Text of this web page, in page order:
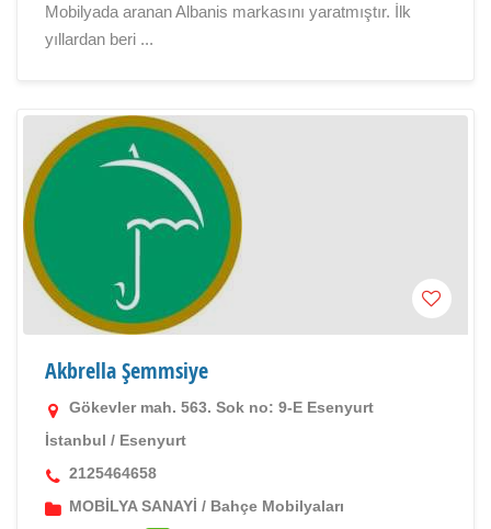
Mobilyada aranan Albanis markasını yaratmıştır. İlk
yıllardan beri ...
Akbrella Şemmsiye
Gökevler mah. 563. Sok no: 9-E Esenyurt
İstanbul / Esenyurt
2125464658
MOBİLYA SANAYİ / Bahçe Mobilyaları